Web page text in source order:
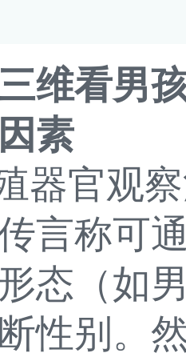
维看男
素
官观察
称可通
态（如
性别。